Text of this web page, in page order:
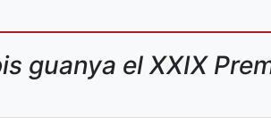
guanya el XXIX